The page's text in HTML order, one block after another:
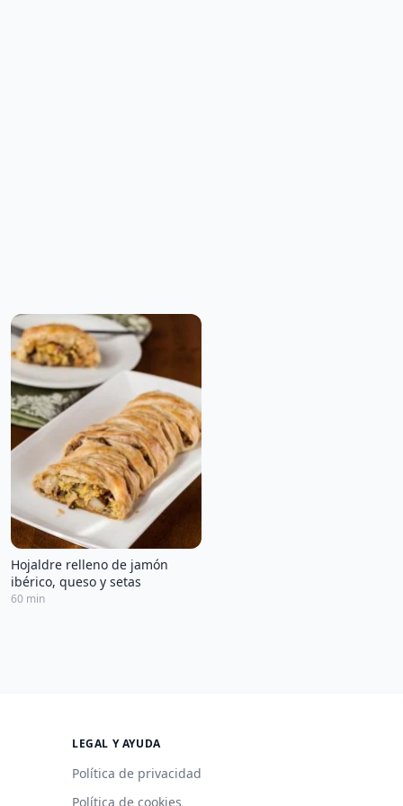
Hojaldre relleno de jamón
ibérico, queso y setas
60 min
LEGAL Y AYUDA
Política de privacidad
Política de cookies